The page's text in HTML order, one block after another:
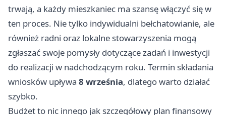
trwają, a każdy mieszkaniec ma szansę włączyć się w
ten proces. Nie tylko indywidualni bełchatowianie, ale
również radni oraz lokalne stowarzyszenia mogą
zgłaszać swoje pomysły dotyczące zadań i inwestycji
do realizacji w nadchodzącym roku. Termin składania
wniosków upływa 8 września, dlatego warto działać
szybko.
Budżet to nic innego jak szczegółowy plan finansowy